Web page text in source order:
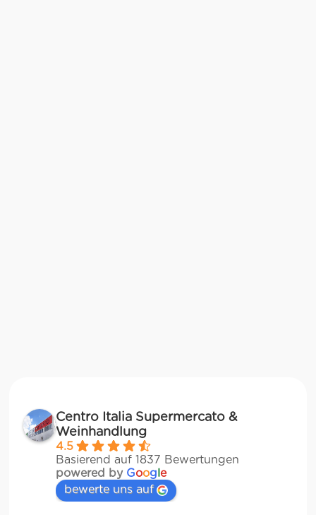
Centro Italia Supermercato &
Weinhandlung
4.5
Basierend auf 1837 Bewertungen
powered by Google
bewerte uns auf